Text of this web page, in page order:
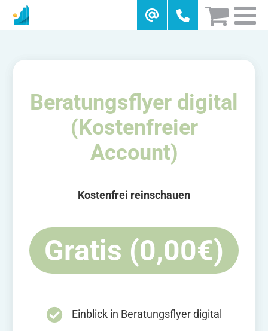
Beratungsflyer digital
(Kostenfreier
Account)
Kostenfrei reinschauen
Gratis (0,00€)
Einblick in Beratungsflyer digital